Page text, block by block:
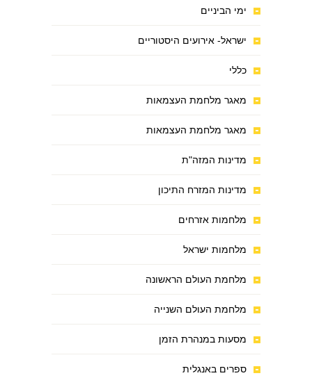
ימי הביניים
ישראל- אירועים היסטוריים
כללי
מאגר מלחמת העצמאות
מאגר מלחמת העצמאות
מדינות המזה"ת
מדינות המזרח התיכון
מלחמות אזרחים
מלחמות ישראל
מלחמת העולם הראשונה
מלחמת העולם השנייה
מסעות במנהרת הזמן
ספרים באנגלית